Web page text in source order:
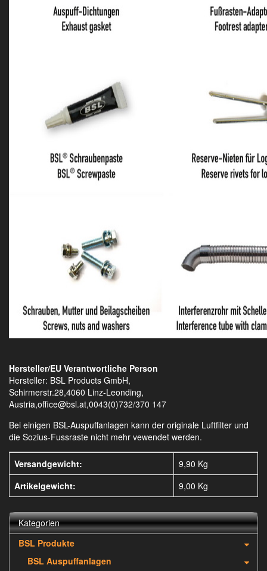
Hersteller/EU Verantwortliche Person
Hersteller: BSL Products GmbH,
Schirmerstr.28,4060 Linz-Leonding,
Austria,office@bsl.at,0043(0)732/370 147
Bei einigen BSL-Auspuffanlagen kann der originale Luftfilter und
die Sozius-Fussraste nicht mehr vewendet werden.
Versandgewicht:
9,90 Kg
Artikelgewicht:
9,00 Kg
Kategorien
BSL Produkte
BSL Auspuffanlagen